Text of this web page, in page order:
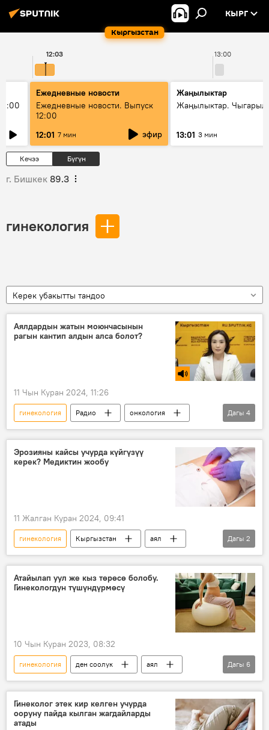
Кыргызстан
КЫРГ
13:00
12:03
Ежедневные новости
Ежедневные новости. Выпуск
12:00
12:01 7 мин эфир
Жаңылыктар
Жаңылыктар.
13:01 3 мин
Кечээ Бүгүн
г. Бишкек 89.3
гинекология
Керек убакытты тандоо
Аялдардын жатын моюнчасынын
рагын кантип алдын алса болот?
11 Чын Куран 2024, 11:26
гинекология Радио
онкология
жатын моюнчасы
рак
алдын алуу
Чолпон Авасова
Дагы 4
Эрозияны кайсы учурда күйгүзүү
керек? Медиктин жообу
11 Жалган Куран 2024, 09:41
гинекология Кыргызстан
аял
ден соолук
эрозия
Дагы 2
Атайылап уул же кыз төрөсө болобу.
Гинекологдун түшүндүрмөсү
10 Чын Куран 2023, 08:32
гинекология ден соолук
аял
эркек
кош бойлуулук
бала
жыныс
уул кыз
Дагы 6
Гинеколог этек кир келген учурда
ооруну пайда кылган жагдайларды
атады